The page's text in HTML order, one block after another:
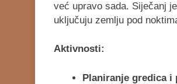
već upravo sada. Siječanj
uključuju zemlju pod
Aktivnosti:
Planiranje gredica i